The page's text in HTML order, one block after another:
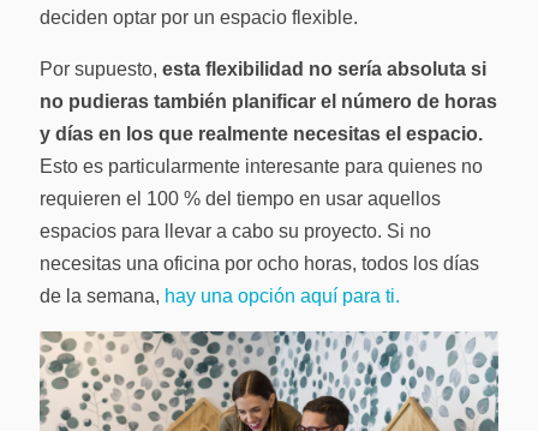
deciden optar por un espacio flexible.
Por supuesto, esta flexibilidad no sería absoluta si
no pudieras también planificar el número de horas
y días en los que realmente necesitas el espacio.
Esto es particularmente interesante para quienes no
requieren el 100 % del tiempo en usar aquellos
espacios para llevar a cabo su proyecto. Si no
necesitas una oficina por ocho horas, todos los días
de la semana, hay una opción aquí para ti.